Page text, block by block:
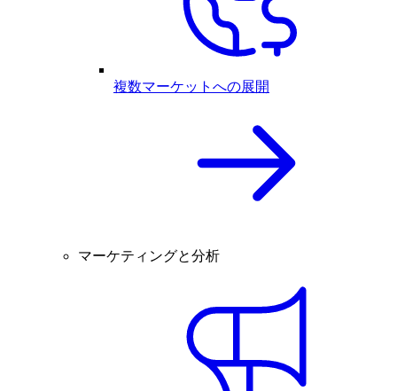
複数マーケットへの展開
マーケティングと分析